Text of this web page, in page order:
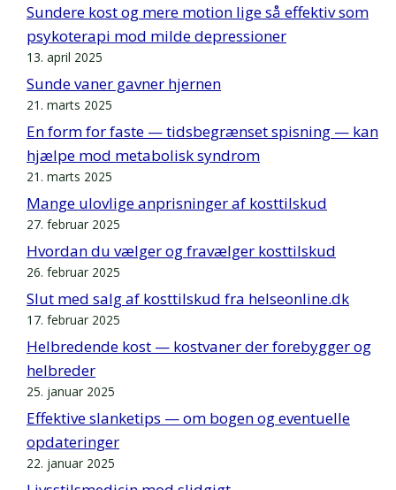
Sundere kost og mere motion lige så effektiv som
psykoterapi mod milde depressioner
13. april 2025
Sunde vaner gavner hjernen
21. marts 2025
En form for faste — tidsbegrænset spisning — kan
hjælpe mod metabolisk syndrom
21. marts 2025
Mange ulovlige anprisninger af kosttilskud
27. februar 2025
Hvordan du vælger og fravælger kosttilskud
26. februar 2025
Slut med salg af kosttilskud fra helseonline.dk
17. februar 2025
Helbredende kost — kostvaner der forebygger og
helbreder
25. januar 2025
Effektive slanketips — om bogen og eventuelle
opdateringer
22. januar 2025